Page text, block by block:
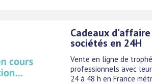
Cadeaux
sociétés en 24H
Vente en ligne de
professionnels avec
24 à 48 h en France